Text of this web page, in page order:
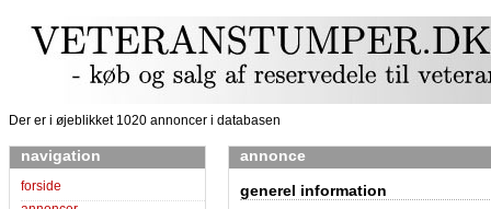
Der er i øjeblikket 1020 annoncer i databasen
navigation
forside
annonce
generel information